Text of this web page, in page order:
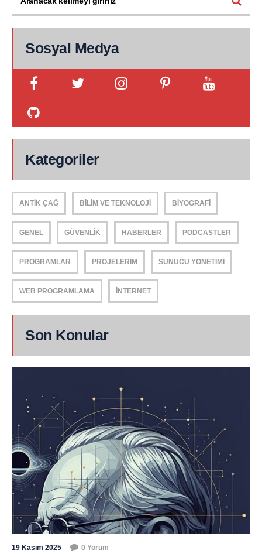
Sosyal Medya
Kategoriler
ANTIK ÇAĞ BILIM VE TEKNOLOJI BIYOGRAFI
GENEL GÜVENLIK HABERLER PODCASTLER
PROGRAMLAR PROJELERIM SUNUCU YÖNETIMI
WEB PROGRAMLAMA İNTERNET
Son Konular
19 Kasım 2025 0 Yorum